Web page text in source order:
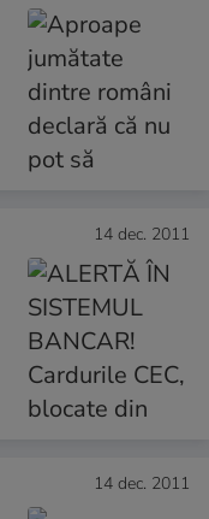
14 dec. 2011
14 dec. 2011